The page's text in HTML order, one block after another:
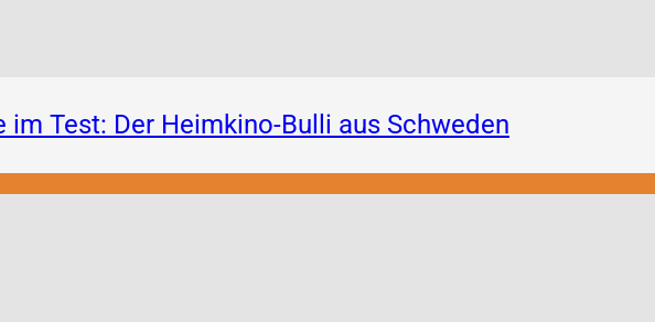
im Test: Der Heimkino-Bulli aus Schweden